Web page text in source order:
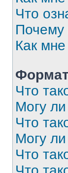
Что
Почему
Как
Что
Могу
Что
Могу
Что